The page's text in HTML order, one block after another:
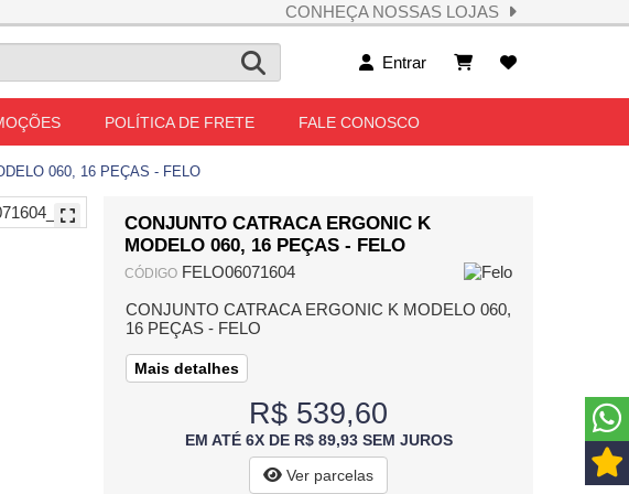
CONHEÇA NOSSAS LOJAS
Entrar
POLÍTICA DE FRETE FALE CONOSCO
060, 16 PEÇAS - FELO
CONJUNTO CATRACA ERGONIC K
MODELO 060, 16 PEÇAS - FELO
CÓDIGO FELO06071604
CONJUNTO CATRACA ERGONIC K MODELO 060,
16 PEÇAS - FELO
Mais detalhes
R$ 539,60
EM ATÉ 6X DE R$ 89,93 SEM JUROS
Ver parcelas